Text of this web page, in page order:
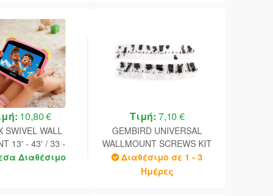
10,80 €
SWIVEL WALL
13' - 43' / 33 -
MAX 200x200
Διαθέσιμο
Τιμή: 7,10 €
GEMBIRD UNIVERSAL
WALLMOUNT SCREWS KIT
BLACK
Διαθέσιμο σε 1 - 3
Ημέρες